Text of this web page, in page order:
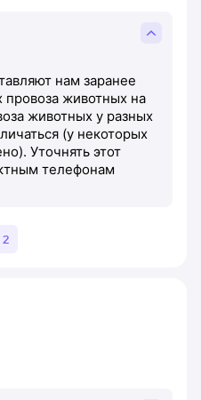
нам заранее
животных на
животных у разных
(у некоторых
Уточнять этот
телефонам
2